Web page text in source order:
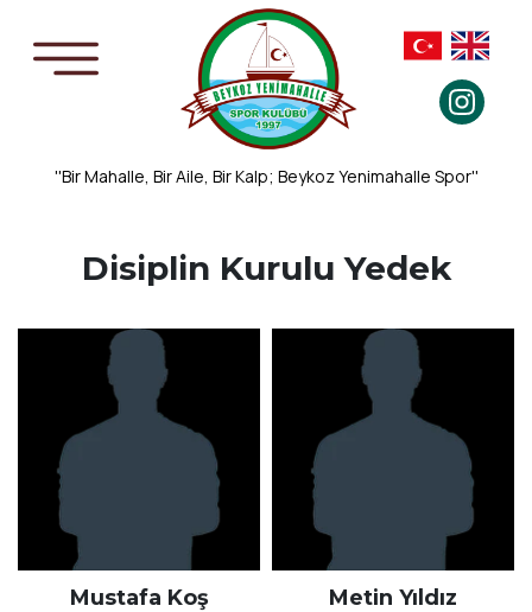
Disiplin Kurulu Yedek
Mustafa Koş Metin Yıldız
''Bir Mahalle, Bir Aile, Bir Kalp; Beykoz Yenimahalle Spor''